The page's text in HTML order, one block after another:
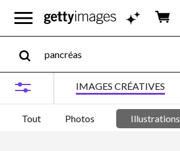
IMAGES CRÉATIVES
Tout Photos Illustrations